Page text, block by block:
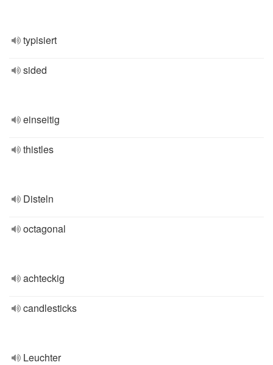
typisiert
sided
einseitig
thistles
Disteln
octagonal
achteckig
candlesticks
Leuchter